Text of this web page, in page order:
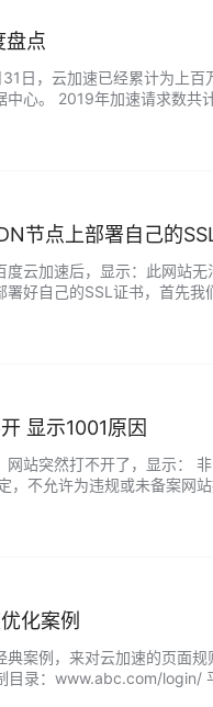
盘点
日，云加速已经累计为上
中心。 2019年加速请求数
节点上部署自己的
度云加速后，显示：此网站
署好自己的SSL证书，首先
显示1001原因
网站突然打不开了，显示：
，不允许为违规或未备案网
化案例
典案例，来对云加速的页面
录：www.abc.com/login/